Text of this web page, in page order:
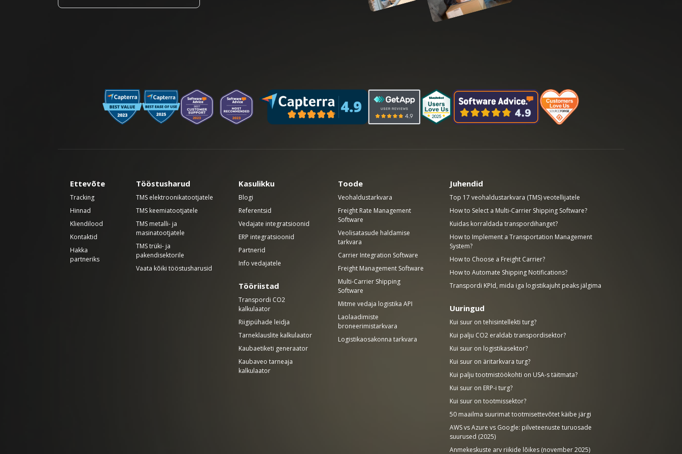
Ettevõte
Tracking
Hinnad
Kliendilood
Kontaktid
Hakka
partneriks
Tööstusharud
TMS elektroonikatootjatele
TMS keemiatootjatele
TMS metalli- ja
masinatootjatele
TMS trüki- ja
pakendisektorile
Vaata kõiki tööstusharusid
Kasulikku
Blogi
Referentsid
Vedajate integratsioonid
ERP integratsioonid
Partnerid
Info vedajatele
Tööriistad
Transpordi CO2
kalkulaator
Riigipühade leidja
Tarneklauslite kalkulaator
Kaubaetiketi generaator
Kaubaveo tarneaja
kalkulaator
Toode
Veohaldustarkvara
Freight Rate Management
Software
Veolisatasude haldamise
tarkvara
Carrier Integration Software
Freight Management Software
Multi-Carrier Shipping
Software
Mitme vedaja logistika API
Laolaadimiste
broneerimistarkvara
Logistikaosakonna tarkvara
Juhendid
Top 17 veohaldustarkvara (TMS) veotellijatele
How to Select a Multi-Carrier Shipping Software?
Kuidas korraldada transpordihanget?
How to Implement a Transportation Management
System?
How to Choose a Freight Carrier?
How to Automate Shipping Notifications?
Transpordi KPId, mida iga logistikajuht peaks jälgima
Uuringud
Kui suur on tehisintellekti turg?
Kui palju CO2 eraldab transpordisektor?
Kui suur on logistikasektor?
Kui suur on äritarkvara turg?
Kui palju tootmistöökohti on USA-s täitmata?
Kui suur on ERP-i turg?
Kui suur on tootmissektor?
50 maailma suurimat tootmisettevõtet käibe järgi
AWS vs Azure vs Google: pilveteenuste turuosade
suurused (2025)
Anmekeskuste arv riikide lõikes (november 2025)